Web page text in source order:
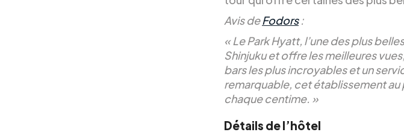
Avis deFodors:
« Le Park Hyatt, l’une des plus
Shinjuku et offre les meilleures
bars les plus incroyables et un
remarquable, cet établissement
chaque centime. »
Détails de l’hôtel